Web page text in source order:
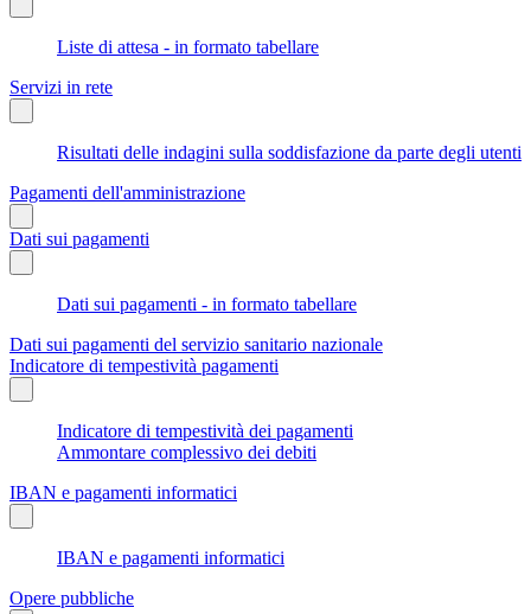
Liste di attesa - in formato tabellare
Servizi in rete
Risultati delle indagini sulla soddisfazione da parte degli utenti
Pagamenti dell'amministrazione
Dati sui pagamenti
Dati sui pagamenti - in formato tabellare
Dati sui pagamenti del servizio sanitario nazionale
Indicatore di tempestività pagamenti
Indicatore di tempestività dei pagamenti
Ammontare complessivo dei debiti
IBAN e pagamenti informatici
IBAN e pagamenti informatici
Opere pubbliche